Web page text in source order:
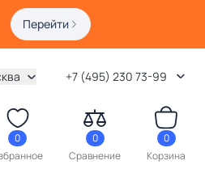
Перейти
+7 (495) 230 73-99
0
0
Сравнение
0
Корзина